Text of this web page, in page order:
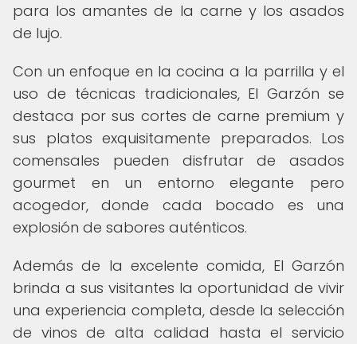
para los amantes de la carne y los asados
de lujo.
Con un enfoque en la cocina a la parrilla y el
uso de técnicas tradicionales, El Garzón se
destaca por sus cortes de carne premium y
sus platos exquisitamente preparados. Los
comensales pueden disfrutar de asados
gourmet en un entorno elegante pero
acogedor, donde cada bocado es una
explosión de sabores auténticos.
Además de la excelente comida, El Garzón
brinda a sus visitantes la oportunidad de vivir
una experiencia completa, desde la selección
de vinos de alta calidad hasta el servicio